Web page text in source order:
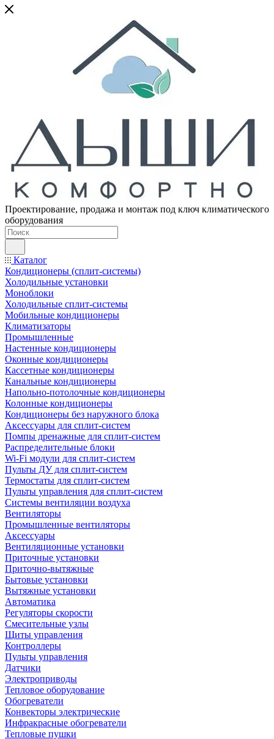
Проектирование, продажа и монтаж под ключ климатического
оборудования
Каталог
Кондиционеры (сплит-системы)
Холодильные установки
Моноблоки
Холодильные сплит-системы
Мобильные кондиционеры
Климатизаторы
Промышленные
Настенные кондиционеры
Оконные кондиционеры
Кассетные кондиционеры
Канальные кондиционеры
Напольно-потолочные кондиционеры
Колонные кондиционеры
Кондиционеры без наружного блока
Аксессуары для сплит-систем
Помпы дренажные для сплит-систем
Распределительные блоки
Wi-Fi модули для сплит-систем
Пульты ДУ для сплит-систем
Термостаты для сплит-систем
Пульты управления для сплит-систем
Системы вентиляции воздуха
Вентиляторы
Промышленные вентиляторы
Аксессуары
Вентиляционные установки
Приточные установки
Приточно-вытяжные
Бытовые установки
Вытяжные установки
Автоматика
Регуляторы скорости
Смесительные узлы
Щиты управления
Контроллеры
Пульты управления
Датчики
Электроприводы
Тепловое оборудование
Обогреватели
Конвекторы электрические
Инфракрасные обогреватели
Тепловые пушки